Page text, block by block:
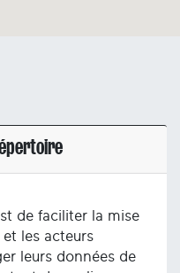
de faciliter la mise
les acteurs
leurs données de